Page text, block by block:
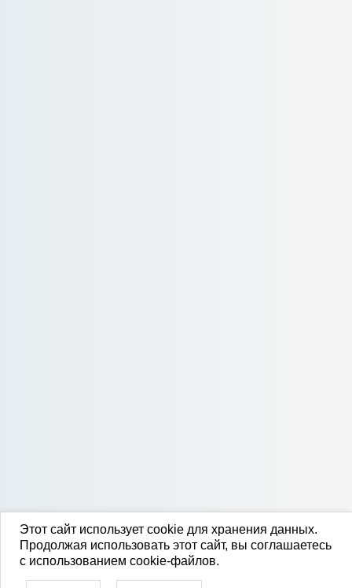
Этот сайт использует cookie для хранения данных.
Продолжая использовать этот сайт, вы соглашаетесь
с использованием cookie-файлов.